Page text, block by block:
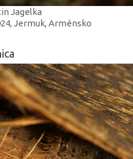
Jagelka
Jermuk, Arménsko